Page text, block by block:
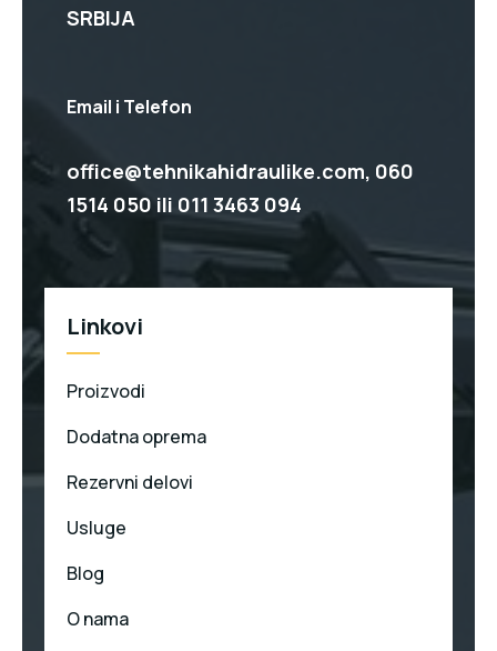
SRBIJA
Email i Telefon
office@tehnikahidraulike.com, 060
1514 050 ili 011 3463 094
Linkovi
Proizvodi
Dodatna oprema
Rezervni delovi
Usluge
Blog
O nama